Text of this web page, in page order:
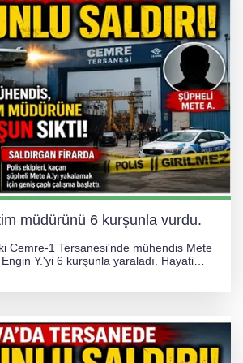
müdürünü 6 kurşunla vurdu.
Cemre-1 Tersanesi'nde mühendis Mete
Y.'yi 6 kurşunla yaraladı. Hayati